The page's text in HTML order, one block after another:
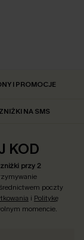
I PROMOCJE
NA SMS
KOD
przy 2
poczty
i Politykę
momencie.